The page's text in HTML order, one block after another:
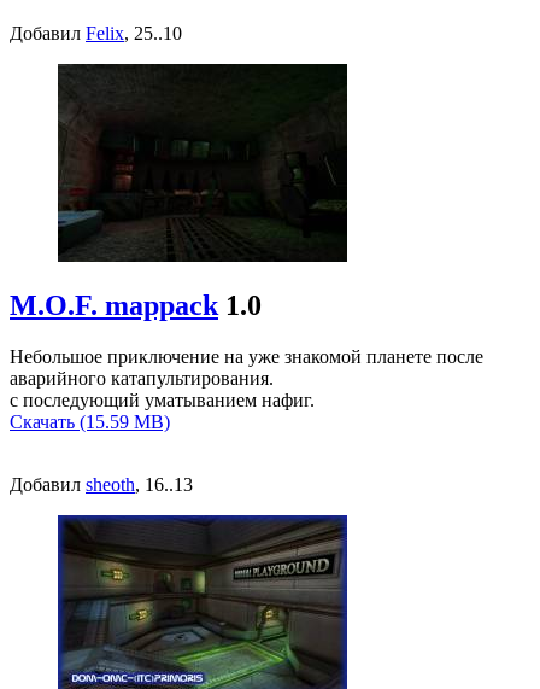
Добавил Felix, 25..10
M.O.F. mappack1.0
Небольшое приключение на уже знакомой планете после
аварийного катапультирования.
с последующий уматыванием нафиг.
Скачать (15.59 MB)
Добавил sheoth, 16..13